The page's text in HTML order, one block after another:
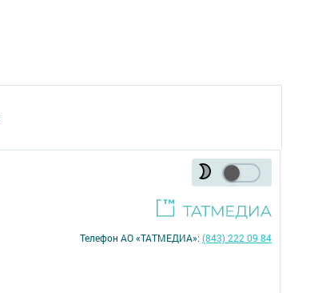
Телефон АО «ТАТМЕДИА»:(843) 222 09 84